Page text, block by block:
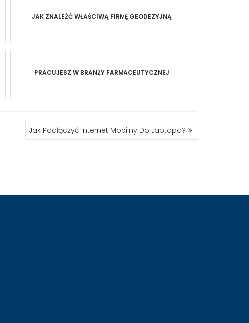
JAK ZNALEŹĆ WŁAŚCIWĄ FIRMĘ GEODEZYJNĄ
PRACUJESZ W BRANŻY FARMACEUTYCZNEJ
Jak Podłączyć Internet Mobilny Do Laptopa?